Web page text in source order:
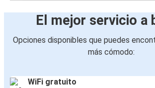
El mejor servicio a
Opciones disponibles que puedes
más cómodo:
WiFi gratuito